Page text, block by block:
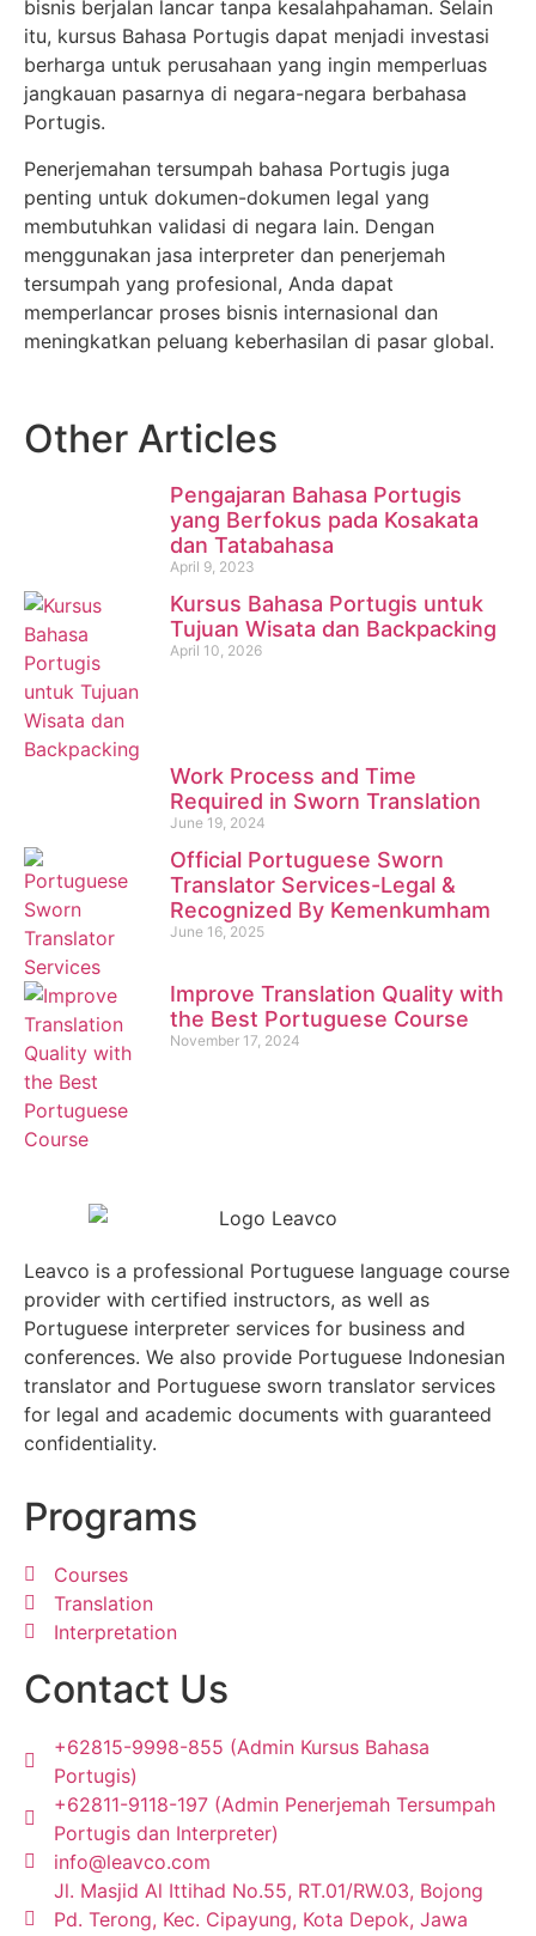
bisnis berjalan lancar tanpa kesalahpahaman. Selain
itu, kursus Bahasa Portugis dapat menjadi investasi
berharga untuk perusahaan yang ingin memperluas
jangkauan pasarnya di negara-negara berbahasa
Portugis.
Penerjemahan tersumpah bahasa Portugis juga
penting untuk dokumen-dokumen legal yang
membutuhkan validasi di negara lain. Dengan
menggunakan jasa interpreter dan penerjemah
tersumpah yang profesional, Anda dapat
memperlancar proses bisnis internasional dan
meningkatkan peluang keberhasilan di pasar global.
Other Articles
Pengajaran Bahasa Portugis
yang Berfokus pada Kosakata
dan Tatabahasa
April 9, 2023
Kursus Bahasa Portugis untuk
Tujuan Wisata dan Backpacking
April 10, 2026
Work Process and Time
Required in Sworn Translation
June 19, 2024
Official Portuguese Sworn
Translator Services-Legal &
Recognized By Kemenkumham
June 16, 2025
Improve Translation Quality with
the Best Portuguese Course
November 17, 2024
Leavco is a professional Portuguese language course
provider with certified instructors, as well as
Portuguese interpreter services for business and
conferences. We also provide Portuguese Indonesian
translator and Portuguese sworn translator services
for legal and academic documents with guaranteed
confidentiality.
Programs
Courses
Translation
Interpretation
Contact Us
+62815-9998-855 (Admin Kursus Bahasa
Portugis)
+62811-9118-197 (Admin Penerjemah Tersumpah
Portugis dan Interpreter)
info@leavco.com
Jl. Masjid Al Ittihad No.55, RT.01/RW.03, Bojong
Pd. Terong, Kec. Cipayung, Kota Depok, Jawa